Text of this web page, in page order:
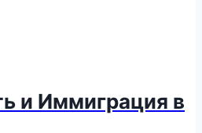
и Иммиграция в